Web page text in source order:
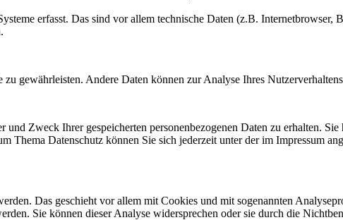
erfasst. Das sind vor allem technische Daten (z.B. Internetbrowser,
gewährleisten. Andere Daten können zur Analyse Ihres
Zweck Ihrer gespeicherten personenbezogenen Daten zu erhalten.
Datenschutz können Sie sich jederzeit unter der im Impressum
Das geschieht vor allem mit Cookies und mit sogenannten
Sie können dieser Analyse widersprechen oder sie durch die